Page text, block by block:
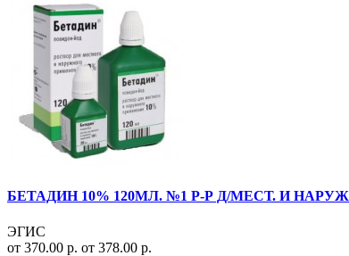
БЕТАДИН 10% 120МЛ. №1 Р-Р Д/МЕСТ. И
ЭГИС
от 370.00 р. от 378.00 р.